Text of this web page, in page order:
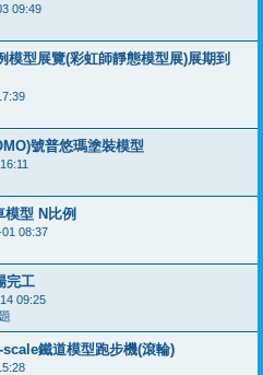
09:49
模型展覽(彩虹師靜態模型展)展期到
號普悠瑪塗裝模型
模型 N比例
08:37
完工
09:25
鐵道模型跑步機(滾輪)